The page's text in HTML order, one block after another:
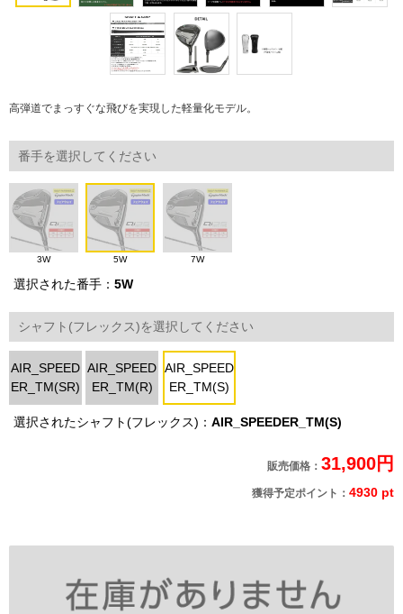
高弾道でまっすぐな飛びを実現した軽量化モデル。
番手を選択してください
3W 5W 7W
選択された番手： 5W
シャフト(フレックス)を選択してください
AIR_SPEED
ER_TM(SR)
AIR_SPEED
ER_TM(R)
AIR_SPEED
ER_TM(S)
選択されたシャフト(フレックス)： AIR_SPEEDER_TM(S)
販売価格： 31,900円
獲得予定ポイント： 4930 pt